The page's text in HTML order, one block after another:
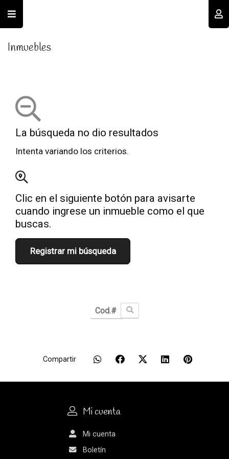
Recordar datos
Olvidé mi clave Registro
Inmuebles
La búsqueda no dio resultados
Intenta variando los criterios.
Clic en el siguiente botón para avisarte
cuando ingrese un inmueble como el que
buscas.
Registrar mi búsqueda
Compartir
Mi cuenta
Mi cuenta
Boletín